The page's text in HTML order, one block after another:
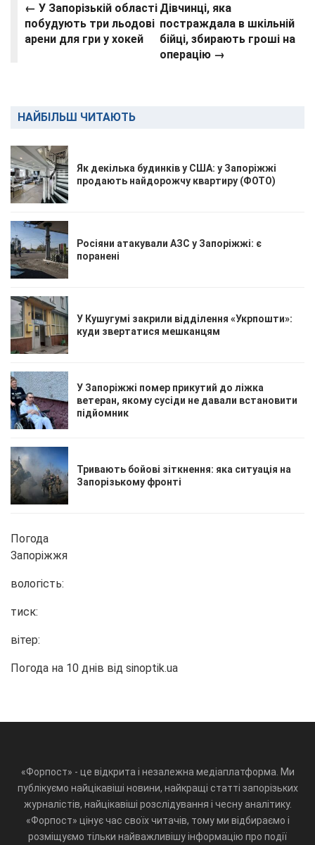
← У Запорізькій області
побудують три льодові
арени для гри у хокей
Дівчинці, яка
постраждала в шкільній
бійці, збирають гроші на
операцію →
НАЙБІЛЬШ ЧИТАЮТЬ
Як декілька будинків у США: у Запоріжжі
продають найдорожчу квартиру (ФОТО)
Росіяни атакували АЗС у Запоріжжі: є
поранені
У Кушугумі закрили відділення «Укрпошти»:
куди звертатися мешканцям
У Запоріжжі помер прикутий до ліжка
ветеран, якому сусіди не давали встановити
підйомник
Тривають бойові зіткнення: яка ситуація на
Запорізькому фронті
Погода
Запоріжжя
вологість:
тиск:
вітер:
Погода на 10 днів від sinoptik.ua
«Форпост» - це відкрита і незалежна медіаплатформа. Ми
публікуємо найцікавіші новини, найкращі статті запорізьких
журналістів, найцікавіші розслідування і чесну аналітику.
«Форпост» цінує час своїх читачів, тому ми відбираємо і
розміщуємо тільки найважливішу інформацію про події